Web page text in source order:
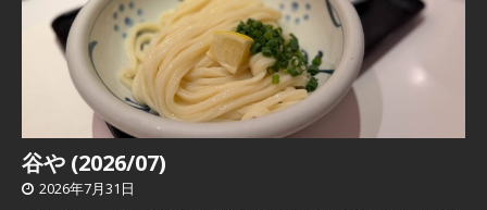
谷や (2026/07)
2026年7月31日